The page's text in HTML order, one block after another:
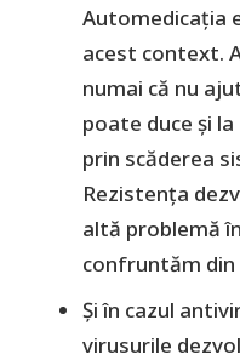
Automedicația
acest context.
numai că nu
poate duce și
prin scăderea
Rezistența
altă problemă
confruntăm din
Și în cazul
virusurile